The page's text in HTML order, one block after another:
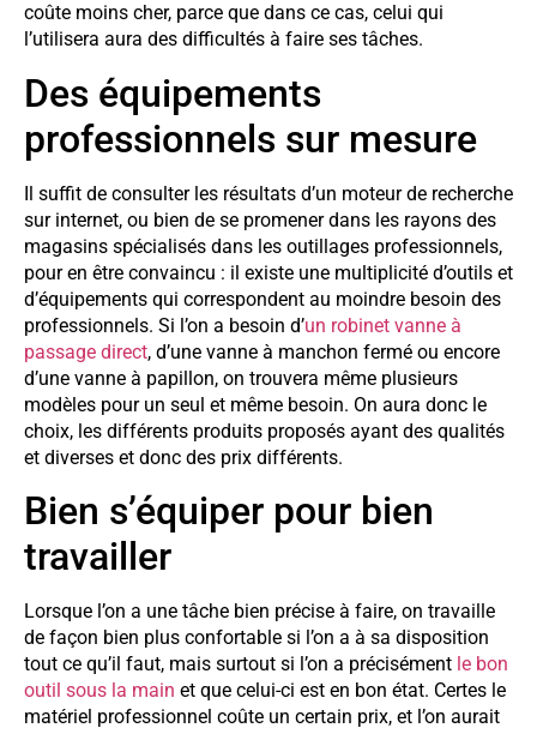
coûte moins cher, parce que dans ce cas, celui qui
l’utilisera aura des difficultés à faire ses tâches.
Des équipements
professionnels sur mesure
Il suffit de consulter les résultats d’un moteur de recherche
sur internet, ou bien de se promener dans les rayons des
magasins spécialisés dans les outillages professionnels,
pour en être convaincu : il existe une multiplicité d’outils et
d’équipements qui correspondent au moindre besoin des
professionnels. Si l’on a besoin d’un robinet vanne à
passage direct, d’une vanne à manchon fermé ou encore
d’une vanne à papillon, on trouvera même plusieurs
modèles pour un seul et même besoin. On aura donc le
choix, les différents produits proposés ayant des qualités
et diverses et donc des prix différents.
Bien s’équiper pour bien
travailler
Lorsque l’on a une tâche bien précise à faire, on travaille
de façon bien plus confortable si l’on a à sa disposition
tout ce qu’il faut, mais surtout si l’on a précisément le bon
outil sous la main et que celui-ci est en bon état. Certes le
matériel professionnel coûte un certain prix, et l’on aurait